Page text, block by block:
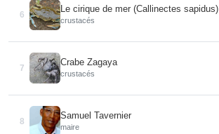
6
Le cirique de mer (Callinectes sapidus)
crustacés
7
Crabe Zagaya
crustacés
8
Samuel Tavernier
maire